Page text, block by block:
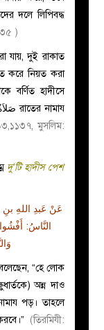
দলে লিপিবদ্ধ
)
যায়, দুই রাকাত
করে নিয়ত করা
বর্ণিত হাদীসে
,১১৩৭,মুসলিম:
দু’টি হাদীস পেশ
عَنْ عَبدِ اللهِ
النَّاسُ:
অন্ন দাও
পড়। তাহলে
(তিরমিযী: